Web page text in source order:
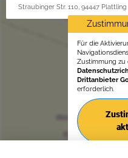
Straubinger Str. 110, 94447 Plattling
Für die
Zustimmung zu
Drittanbieter
erforderlich.